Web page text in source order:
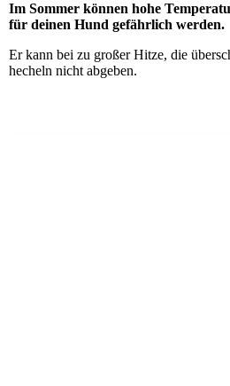
Im Sommer können hohe
für deinen Hund gefährlich werden.
Er kann bei zu großer Hitze, die
hecheln nicht abgeben.